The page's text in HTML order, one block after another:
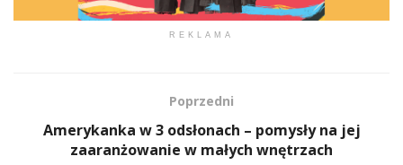
REKLAMA
Poprzedni
Amerykanka w 3 odsłonach – pomysły na jej
zaaranżowanie w małych wnętrzach